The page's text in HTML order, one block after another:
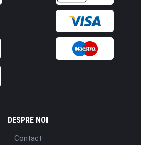
DESPRE NOI
Contact